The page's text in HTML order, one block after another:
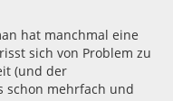
hat manchmal eine
sich von Problem zu
(und der
schon mehrfach und